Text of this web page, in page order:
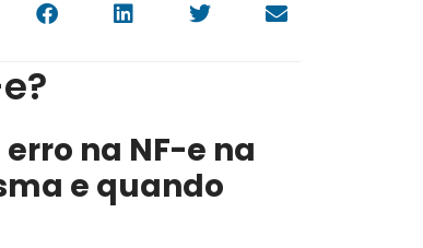
na NF-e na
e quando